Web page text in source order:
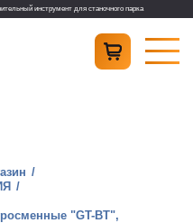
инструмент для станочного парка
"GT-BT",